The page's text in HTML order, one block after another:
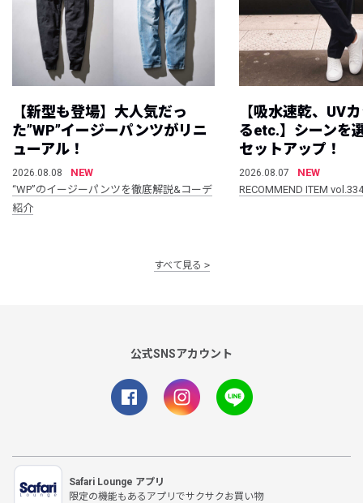
【新型も登場】大人気だっ
た”WP”イージーパンツがリニ
ューアル！
2026.08.08
NEW
“WP”のイージーパンツを徹底解説&コーデ
紹介
【吸水速乾、UV
るetc.】シーンを
セットアップ！
2026.08.07
NEW
RECOMMEND ITEM vol.334
すべて見る
公式SNSアカウント
Safari Lounge アプリ
限定の機能もあるアプリでサクサクお買い物